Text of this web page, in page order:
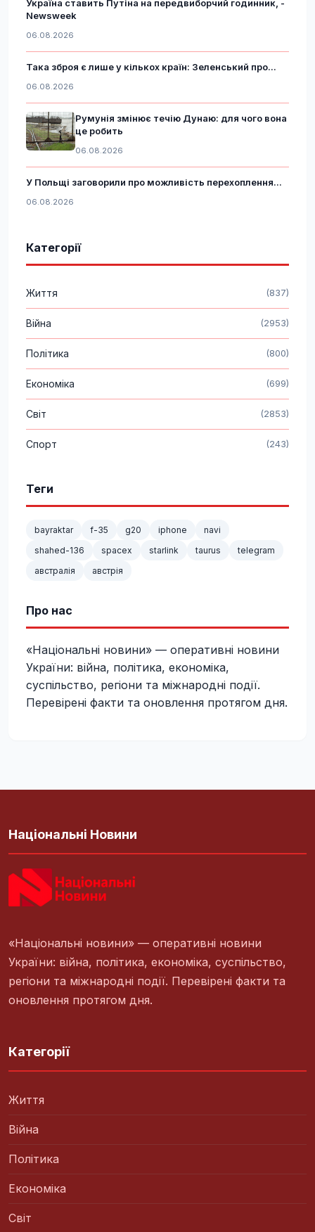
Україна ставить Путіна на передвиборчий годинник, -
Newsweek
06.08.2026
Така зброя є лише у кількох країн: Зеленський про...
06.08.2026
Румунія змінює течію Дунаю: для чого вона
це робить
06.08.2026
У Польщі заговорили про можливість перехоплення...
06.08.2026
Категорії
Життя (837)
Війна (2953)
Політика (800)
Економіка (699)
Світ (2853)
Спорт (243)
Теги
bayraktar f-35 g20 iphone
navi
shahed-136
spacex starlink taurus
telegram
австралія
австрія
Про нас
«Національні новини» — оперативні новини
України: війна, політика, економіка,
суспільство, регіони та міжнародні події.
Перевірені факти та оновлення протягом дня.
Національні Новини
«Національні новини» — оперативні новини
України: війна, політика, економіка, суспільство,
регіони та міжнародні події. Перевірені факти та
оновлення протягом дня.
Категорії
Життя
Війна
Політика
Економіка
Світ